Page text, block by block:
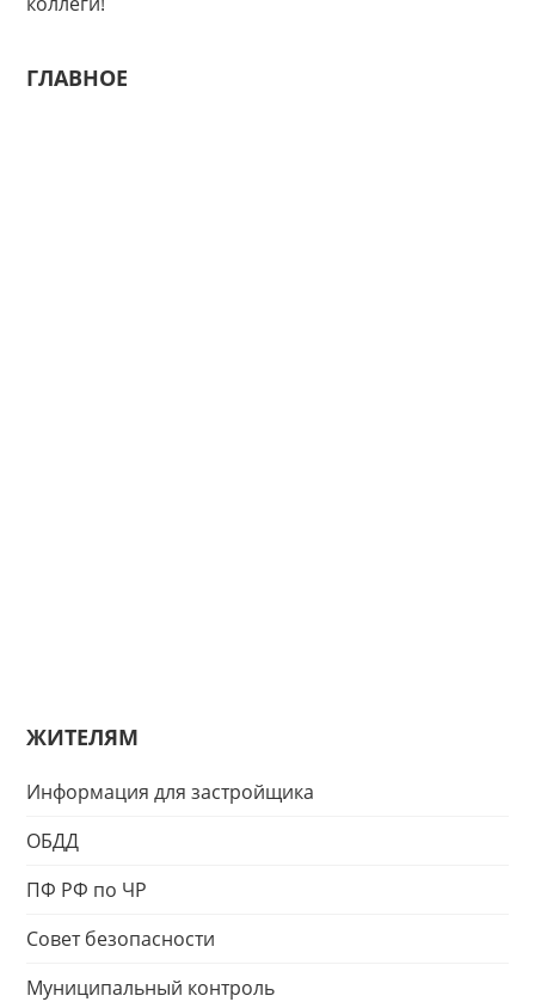
ГЛАВНОЕ
ЖИТЕЛЯМ
Информация для застройщика
ОБДД
ПФ РФ по ЧР
Совет безопасности
Муниципальный контроль